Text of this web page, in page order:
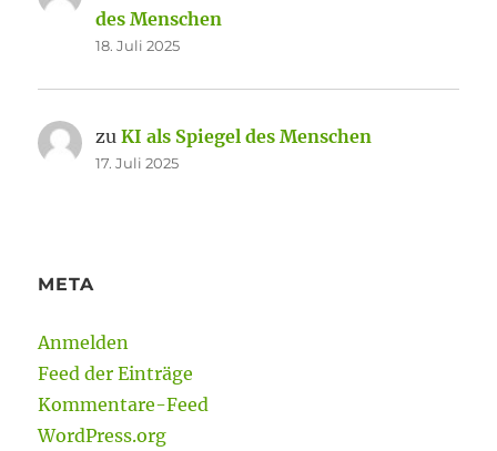
des Menschen
18. Juli 2025
zuKI als Spiegel des Menschen
17. Juli 2025
META
Anmelden
Feed der Einträge
Kommentare-Feed
WordPress.org